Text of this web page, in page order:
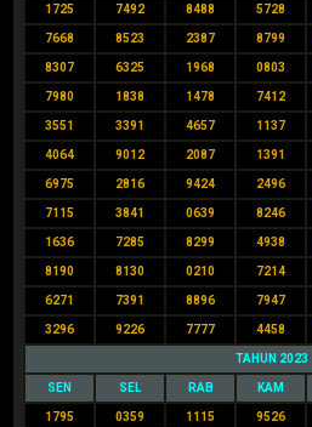
1725 7492 8488 5728
7668 8523 2387 8799
8307 6325 1968 0803
7980 1838 1478 7412
3551 3391 4657 1137
4064 9012 2087 1391
6975 2816 9424 2496
7115 3841 0639 8246
1636 7285 8299 4938
8190 8130 0210 7214
6271 7391 8896 7947
3296 9226 7777 4458
TAHUN 2023
SEN SEL RAB KAM
1795 0359 1115 9526